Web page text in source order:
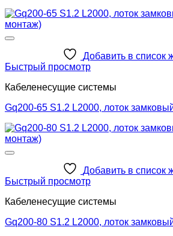
Добавить в список
Быстрый просмотр
Кабеленесущие системы
Gq200-65 S1.2 L2000, лоток
Добавить в список
Быстрый просмотр
Кабеленесущие системы
Gq200-80 S1.2 L2000, лоток